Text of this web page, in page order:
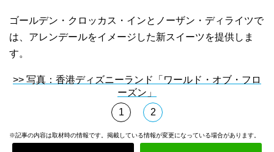
ゴールデン・クロッカス・インとノーザン・ディライツで
は、アレンデールをイメージした新スイーツを提供しま
す。
>> 写真：香港ディズニーランド「ワールド・オブ・フロ
ーズン」
1
2
※記事の内容は取材時の情報です。掲載している情報が変更になっている場合があります。